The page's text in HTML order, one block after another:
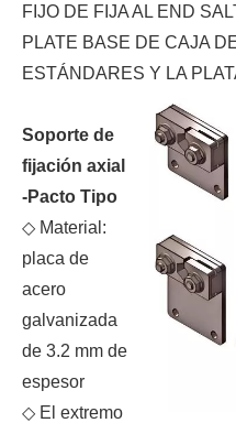
FIJO DE FIJA AL END
PLATE BASE DE CAJA
ESTÁNDARES Y LA
Soporte de
fijación axial
-Pacto Tipo
◇ Material:
placa de
acero
galvanizada
de 3.2 mm de
espesor
◇ El extremo